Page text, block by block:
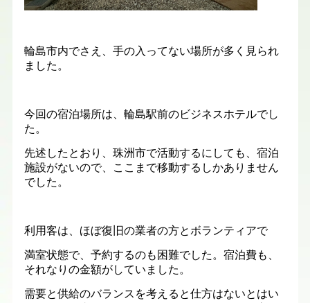
輪島市内でさえ、手の入ってない場所が多く見られ
ました。
今回の宿泊場所は、輪島駅前のビジネスホテルでし
た。
先述したとおり、珠洲市で活動するにしても、宿泊
施設がないので、ここまで移動するしかありません
でした。
利用客は、ほぼ復旧の業者の方とボランティアで
満室状態で、予約するのも困難でした。宿泊費も、
それなりの金額がしていました。
需要と供給のバランスを考えると仕方はないとはい